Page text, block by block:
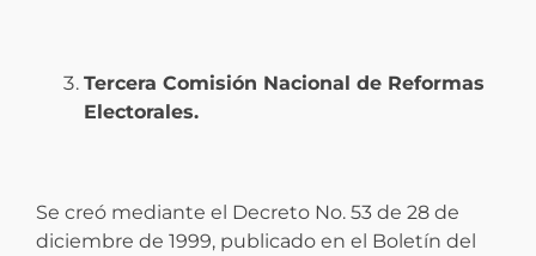
Tercera Comisión Nacional de Reformas
Electorales.
Se creó mediante el Decreto No. 53 de 28 de
diciembre de 1999, publicado en el Boletín del